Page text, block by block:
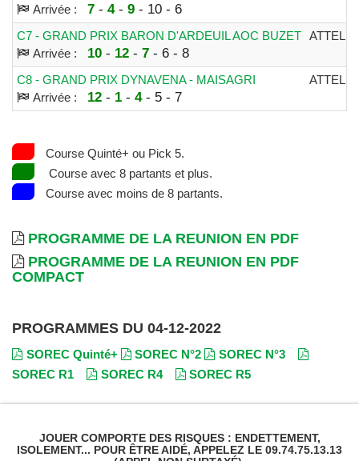
Arrivée :
7- 4- 9- 10 - 6
C7 - GRAND PRIX BARON D'ARDEUIL AOC BUZET
Arrivée :
10- 12- 7- 6 - 8
ATTELE
C8 - GRAND PRIX DYNAVENA - MAISAGRI
Arrivée :
12- 1 - 4- 5 - 7
ATTELE
Course Quinté+ ou Pick 5.
Course avec 8 partants et plus.
Course avec moins de 8 partants.
PROGRAMME DE LA REUNION EN PDF
PROGRAMME DE LA REUNION EN PDF
COMPACT
PROGRAMMES DU 04-12-2022
SOREC Quinté+ SOREC N°2
SOREC N°3
SOREC R1
SOREC R4 SOREC R5
JOUER COMPORTE DES RISQUES : ENDETTEMENT,
ISOLEMENT... POUR ÊTRE AIDÉ, APPELEZ LE 09.74.75.13.13